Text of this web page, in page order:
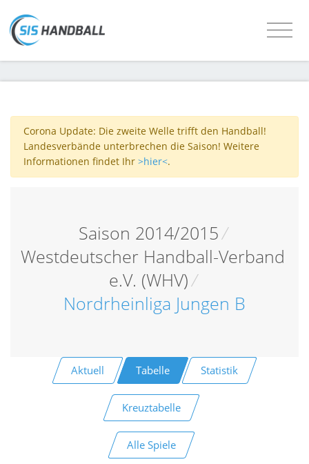
Corona Update: Die zweite Welle trifft den Handball!
Landesverbände unterbrechen die Saison! Weitere
Informationen findet Ihr >hier<.
Saison 2014/2015/
Westdeutscher Handball-Verband
e.V. (WHV)/
Nordrheinliga Jungen B
Aktuell Tabelle Statistik
Kreuztabelle
Alle Spiele